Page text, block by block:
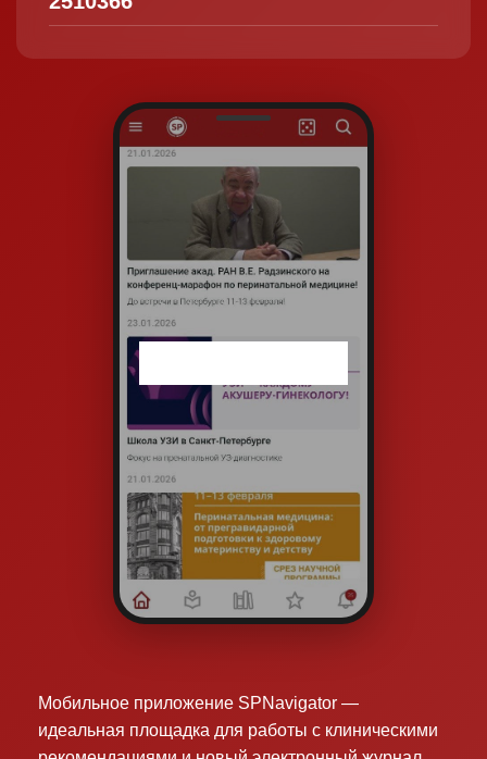
Мобильное приложение SPNavigator —
идеальная площадка для работы с клиническими